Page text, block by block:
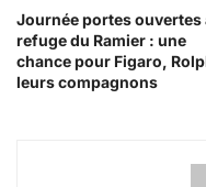
Journée portes ouvertes
refuge du Ramier : une
chance pour Figaro,
leurs compagnons